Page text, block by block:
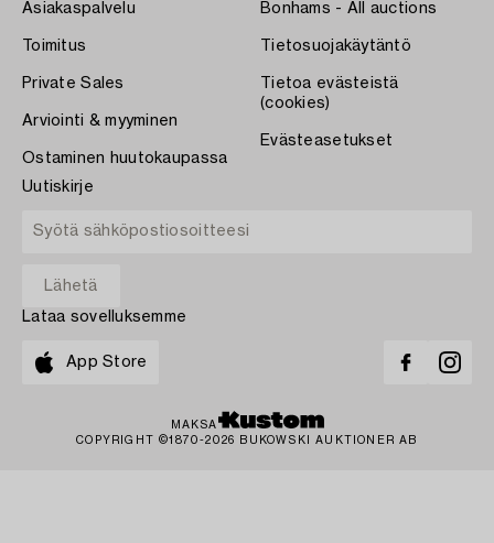
Asiakaspalvelu
Toimitus
Private Sales
Arviointi & myyminen
Ostaminen huutokaupassa
Bonhams - All auctions
Tietosuojakäytäntö
Tietoa evästeistä
(cookies)
Evästeasetukset
Uutiskirje
Lataa sovelluksemme
App Store
MAKSA
COPYRIGHT ©1870-2026 BUKOWSKI AUKTIONER AB